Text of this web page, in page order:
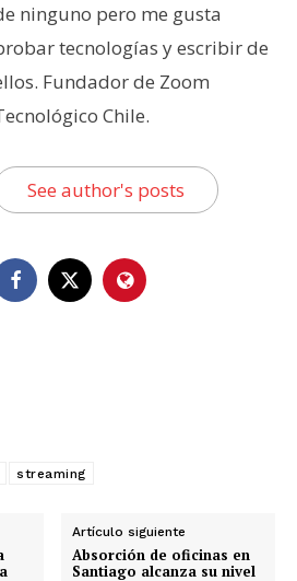
ninguno pero me gusta
tecnologías y escribir de
Fundador de Zoom
Chile.
See author's posts
streaming
Artículo siguiente
Absorción de oficinas en
Santiago alcanza su nivel